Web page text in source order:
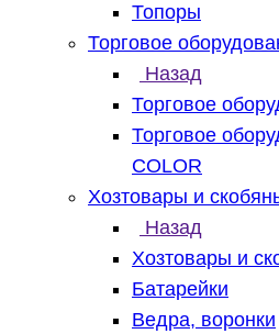
Топоры
Торговое
Назад
Торговое
Торговое
COLOR
Хозтовары и
Назад
Хозтовары и
Батарейки
Ведра, воронки